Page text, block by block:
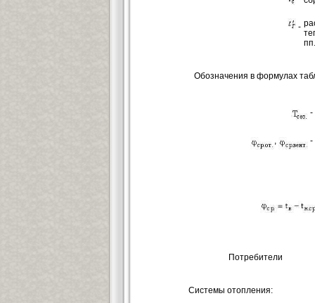
-
Обозначения в формулах
-
, -
Потребители
Системы отопления: